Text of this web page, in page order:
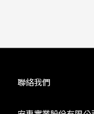
聯絡我們